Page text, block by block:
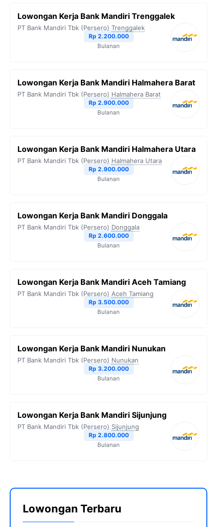
Lowongan Kerja Bank Mandiri Trenggalek
PT Bank Mandiri Tbk (Persero) Trenggalek
Rp 2.200.000
Bulanan
Lowongan Kerja Bank Mandiri Halmahera Barat
PT Bank Mandiri Tbk (Persero) Halmahera Barat
Rp 2.900.000
Bulanan
Lowongan Kerja Bank Mandiri Halmahera Utara
PT Bank Mandiri Tbk (Persero) Halmahera Utara
Rp 2.900.000
Bulanan
Lowongan Kerja Bank Mandiri Donggala
PT Bank Mandiri Tbk (Persero) Donggala
Rp 2.600.000
Bulanan
Lowongan Kerja Bank Mandiri Aceh Tamiang
PT Bank Mandiri Tbk (Persero) Aceh Tamiang
Rp 3.500.000
Bulanan
Lowongan Kerja Bank Mandiri Nunukan
PT Bank Mandiri Tbk (Persero) Nunukan
Rp 3.200.000
Bulanan
Lowongan Kerja Bank Mandiri Sijunjung
PT Bank Mandiri Tbk (Persero) Sijunjung
Rp 2.800.000
Bulanan
Lowongan Terbaru